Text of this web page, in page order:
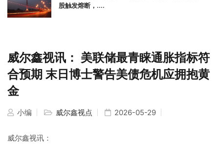
股触发熔断，....
威尔鑫视讯： 美联储最青睐通胀指标符
合预期 末日博士警告美债危机应拥抱黄
金
小编 威尔鑫视点 2026-05-29
威尔鑫视讯：